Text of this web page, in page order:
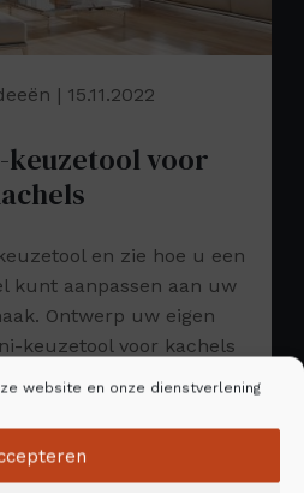
website en onze dienstverlening
| 15.11.2022
keuzetool voor
en zie hoe u een
kunt aanpassen aan uw
Ontwerp uw eigen
keuzetool voor kachels